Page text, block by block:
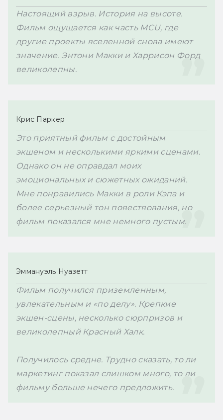
Настоящий взрыв. История на высоте.
Фильм ощущается как часть MCU, где
другие проекты вселенной снова имеют
значение. Энтони Макки и Харрисон Форд
великолепны.
Крис Паркер
Это приятный фильм с достойным
экшеном и несколькими яркими сценами.
Однако он не оправдал моих
эмоциональных и сюжетных ожиданий.
Мне понравились Макки в роли Кэпа и
более серьезный тон повествования, но
фильм показался мне немного пустым.
Эммануэль Нуазетт
Фильм получился приземленным,
увлекательным и «по делу». Крепкие
экшен-сцены, несколько сюрпризов и
великолепный Красный Халк.
Получилось средне. Трудно сказать, то ли
маркетинг показал слишком много, то ли